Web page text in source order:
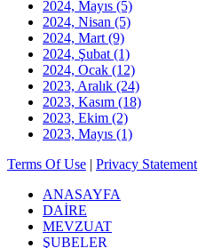
2024, Mayıs (5)
2024, Nisan (5)
2024, Mart (9)
2024, Şubat (1)
2024, Ocak (12)
2023, Aralık (24)
2023, Kasım (18)
2023, Ekim (2)
2023, Mayıs (1)
Terms Of Use | Privacy Statement
ANASAYFA
DAİRE
MEVZUAT
ŞUBELER